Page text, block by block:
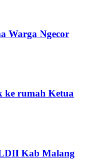
Warga Ngecor
ke rumah Ketua
Kab Malang